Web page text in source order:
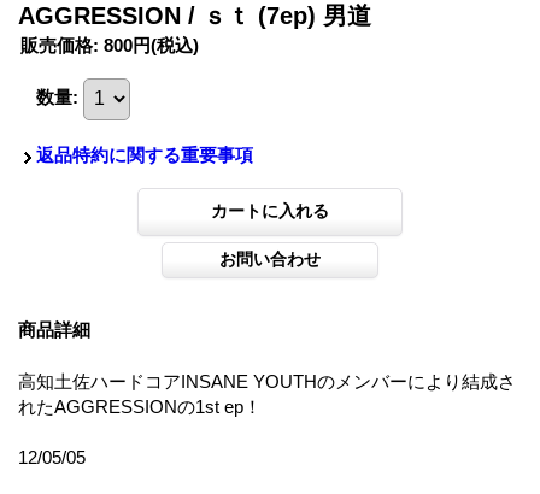
AGGRESSION / ｓｔ (7ep) 男道
販売価格: 800円(税込)
数量:
返品特約に関する重要事項
商品詳細
高知土佐ハードコアINSANE YOUTHのメンバーにより結成さ
れたAGGRESSIONの1st ep！
12/05/05